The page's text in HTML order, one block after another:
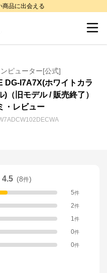
商品に出会える
ピューター[公式]
DG-I7A7X(ホワイトカラ
)（旧モデル / 販売終了）
・レビュー
4.5 (8件)
5件
2件
1件
0件
0件